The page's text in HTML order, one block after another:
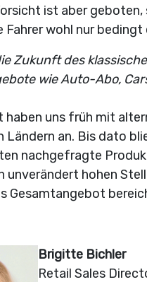
ist aber
Fahrer wohl nur
Zukunft des
wie Auto-Abo,
haben uns früh mit
Ländern an. Bis dato
nachgefragte
unverändert hohen
Gesamtangebot
Brigitte Bichler
Retail Sales